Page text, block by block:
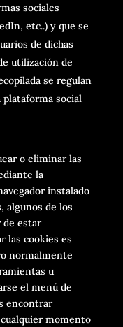
sociales
etc..) y que se
de dichas
utilización de
se regulan
plataforma social
o eliminar las
la
instalado
algunos de los
de estar
las cookies es
normalmente
u
el menú de
encontrar
momento